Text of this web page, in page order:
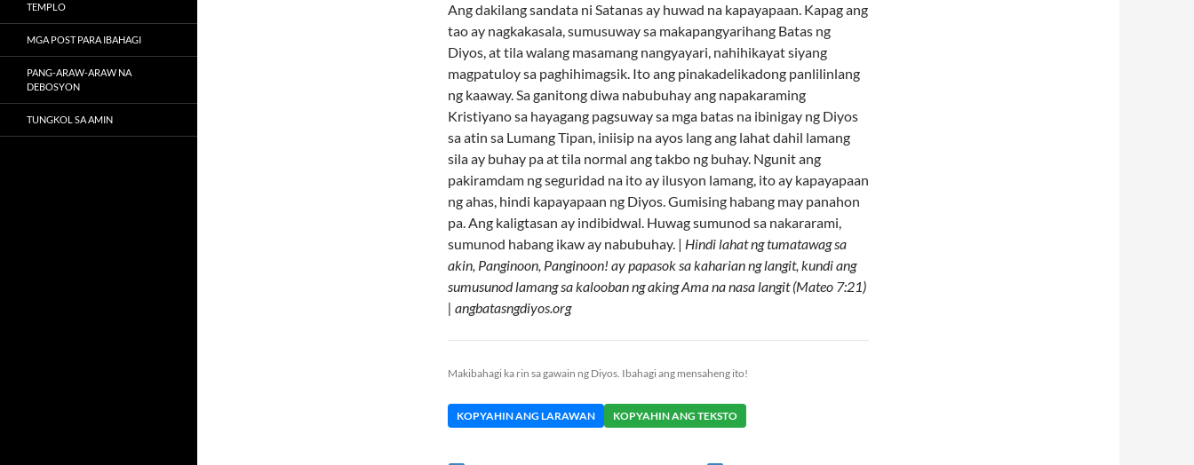
Ang dakilang sandata ni Satanas ay huwad na kapayapaan. Kapag ang
tao ay nagkakasala, sumusuway sa makapangyarihang Batas ng
Diyos, at tila walang masamang nangyayari, nahihikayat siyang
magpatuloy sa paghihimagsik. Ito ang pinakadelikadong panlilinlang
ng kaaway. Sa ganitong diwa nabubuhay ang napakaraming
Kristiyano sa hayagang pagsuway sa mga batas na ibinigay ng Diyos
sa atin sa Lumang Tipan, iniisip na ayos lang ang lahat dahil lamang
sila ay buhay pa at tila normal ang takbo ng buhay. Ngunit ang
pakiramdam ng seguridad na ito ay ilusyon lamang, ito ay kapayapaan
ng ahas, hindi kapayapaan ng Diyos. Gumising habang may panahon
pa. Ang kaligtasan ay indibidwal. Huwag sumunod sa nakararami,
sumunod habang ikaw ay nabubuhay. | Hindi lahat ng tumatawag sa
akin, Panginoon, Panginoon! ay papasok sa kaharian ng langit, kundi ang
sumusunod lamang sa kalooban ng aking Ama na nasa langit (Mateo 7:21)
| angbatasngdiyos.org
Makibahagi ka rin sa gawain ng Diyos. Ibahagi ang mensaheng ito!
KOPYAHIN ANG LARAWAN KOPYAHIN ANG TEKSTO
TEMPLO
MGA POST PARA IBAHAGI
PANG-ARAW-ARAW NA
DEBOSYON
TUNGKOL SA AMIN